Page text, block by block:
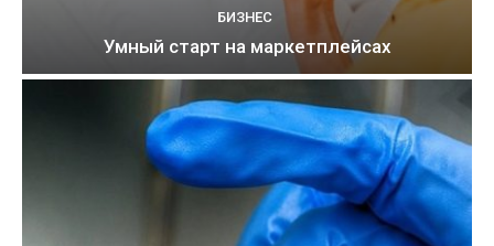
БИЗНЕС
Умный старт на маркетплейсах